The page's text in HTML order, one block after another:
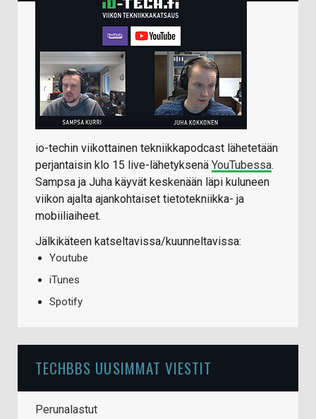
io-techin viikottainen tekniikkapodcast lähetetään
perjantaisin klo 15 live-lähetyksenä YouTubessa.
Sampsa ja Juha käyvät keskenään läpi kuluneen
viikon ajalta ajankohtaiset tietotekniikka- ja
mobiiliaiheet.
Jälkikäteen katseltavissa/kuunneltavissa:
Youtube
iTunes
Spotify
TECHBBS UUSIMMAT VIESTIT
Perunalastut